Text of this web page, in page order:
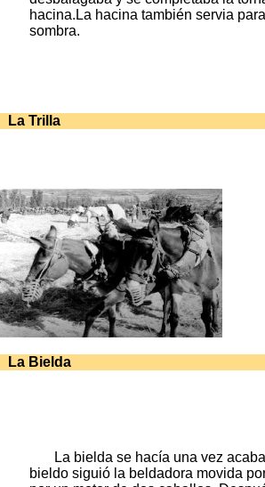
hacina.La hacina también servia
sombra.
La Trilla
La Bielda
La bielda se hacía una vez
bieldo siguió la beldadora movida